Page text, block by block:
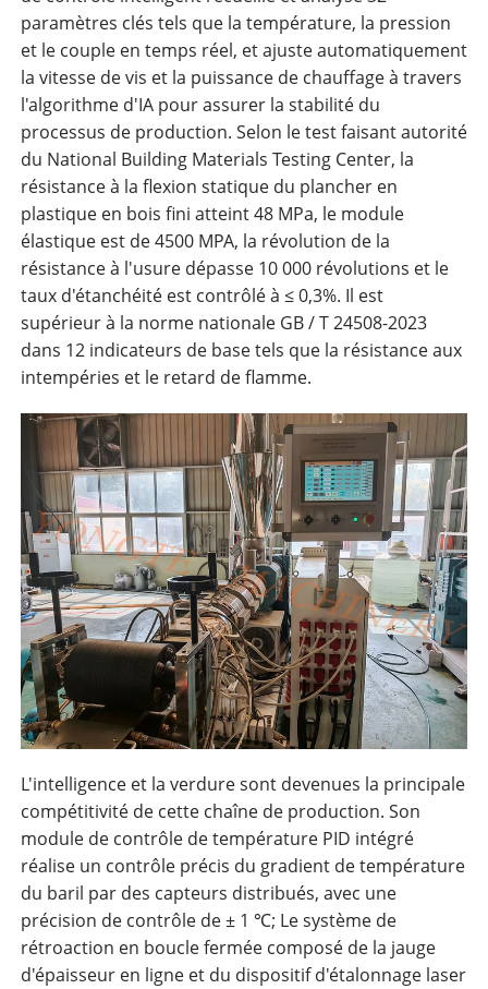
paramètres clés tels que la température, la pression
et le couple en temps réel, et ajuste automatiquement
la vitesse de vis et la puissance de chauffage à travers
l'algorithme d'IA pour assurer la stabilité du
processus de production. Selon le test faisant autorité
du National Building Materials Testing Center, la
résistance à la flexion statique du plancher en
plastique en bois fini atteint 48 MPa, le module
élastique est de 4500 MPA, la révolution de la
résistance à l'usure dépasse 10 000 révolutions et le
taux d'étanchéité est contrôlé à ≤ 0,3%. Il est
supérieur à la norme nationale GB / T 24508-2023
dans 12 indicateurs de base tels que la résistance aux
intempéries et le retard de flamme.
L'intelligence et la verdure sont devenues la principale
compétitivité de cette chaîne de production. Son
module de contrôle de température PID intégré
réalise un contrôle précis du gradient de température
du baril par des capteurs distribués, avec une
précision de contrôle de ± 1 ℃; Le système de
rétroaction en boucle fermée composé de la jauge
d'épaisseur en ligne et du dispositif d'étalonnage laser